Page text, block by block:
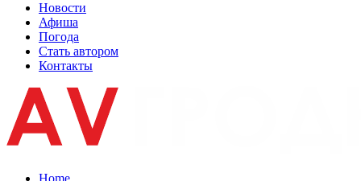
Новости
Афиша
Погода
Стать автором
Контакты
Home